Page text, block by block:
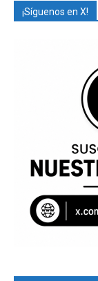
¡Síguenos en X!